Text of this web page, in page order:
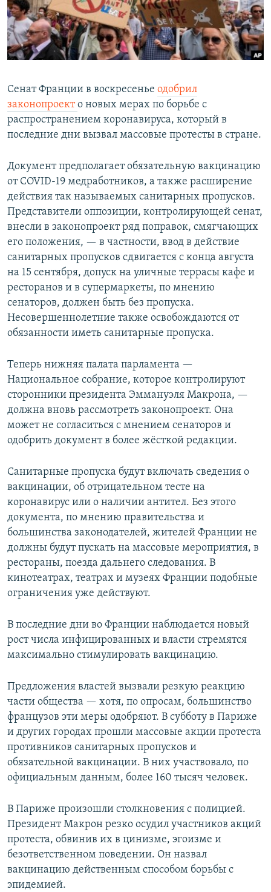
Сенат Франции в воскресенье одобрил
законопроекто новых мерах по борьбе с
распространением коронавируса, который в
последние дни вызвал массовые протесты в стране.
Документ предполагает обязательную вакцинацию
от COVID-19 медработников, а также расширение
действия так называемых санитарных пропусков.
Представители оппозиции, контролирующей сенат,
внесли в законопроект ряд поправок, смягчающих
его положения, — в частности, ввод в действие
санитарных пропусков сдвигается с конца августа
на 15 сентября, допуск на уличные террасы кафе и
ресторанов и в супермаркеты, по мнению
сенаторов, должен быть без пропуска.
Несовершеннолетние также освобождаются от
обязанности иметь санитарные пропуска.
Теперь нижняя палата парламента —
Национальное собрание, которое контролируют
сторонники президента Эммануэля Макрона, —
должна вновь рассмотреть законопроект. Она
может не согласиться с мнением сенаторов и
одобрить документ в более жёсткой редакции.
Санитарные пропуска будут включать сведения о
вакцинации, об отрицательном тесте на
коронавирус или о наличии антител. Без этого
документа, по мнению правительства и
большинства законодателей, жителей Франции не
должны будут пускать на массовые мероприятия, в
рестораны, поезда дальнего следования. В
кинотеатрах, театрах и музеях Франции подобные
ограничения уже действуют.
В последние дни во Франции наблюдается новый
рост числа инфицированных и власти стремятся
максимально стимулировать вакцинацию.
Предложения властей вызвали резкую реакцию
части общества — хотя, по опросам, большинство
французов эти меры одобряют. В субботу в Париже
и других городах прошли массовые акции протеста
противников санитарных пропусков и
обязательной вакцинации. В них участвовало, по
официальным данным, более 160 тысяч человек.
В Париже произошли столкновения с полицией.
Президент Макрон резко осудил участников акций
протеста, обвинив их в цинизме, эгоизме и
безответственном поведении. Он назвал
вакцинацию действенным способом борьбы с
эпидемией.